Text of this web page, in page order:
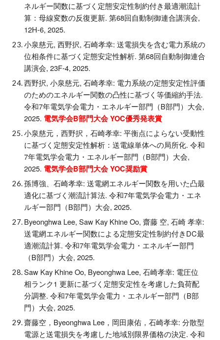
ネルギー関数に基づく定態安定性制約付き最適潮流計
算：母線変数の反復更新. 第68回自動制御連合講演会,
12H-6, 2025.
小泉慈元, 西野択, 石崎孝幸: 送電損失を含む電力系統の
位相条件に基づく定態安定性解析. 第68回自動制御連合
講演会, 23F-4, 2025.
西野択, 小泉慈元, 石崎孝幸: 電力系統の定態安定性評価
のためのエネルギー関数の凸性に基づく等価縮約手法.
令和7年電気学会電力・エネルギー部門（B部門）大会,
2025. 電気学会B部門大会 YOC優秀発表賞
小泉慈元，西野択，石崎孝幸: 平衡点によらない受動性
に基づく定態安定性解析：送電線単体への局所化. 令和
7年電気学会電力・エネルギー部門（B部門）大会,
2025. 電気学会B部門大会 YOC奨励賞
孫博強、石崎孝幸: 送電網エネルギー関数を用いた凸最
適化に基づく潮流計算法. 令和7年電気学会電力・エネ
ルギー部門（B部門）大会, 2025.
Byeonghwa Lee, Saw Kay Khine Oo, 齋藤 空, 石崎 孝幸:
送電網エネルギー関数による定態安定性制約付きDC最
適潮流計算. 令和7年電気学会電力・エネルギー部門
（B部門）大会, 2025.
Saw Kay Khine Oo, Byeonghwa Lee, 石崎孝幸: 電圧位
相ランク1 更新に基づく定態安定性を考慮した負荷配
分調整. 令和7年電気学会電力・エネルギー部門（B部
門）大会, 2025.
齋藤空，Byeonghwa Lee，岡田康佑，石崎孝幸: 分散型
電源と送電損失を考慮した地域別限界価格の決定. 令和